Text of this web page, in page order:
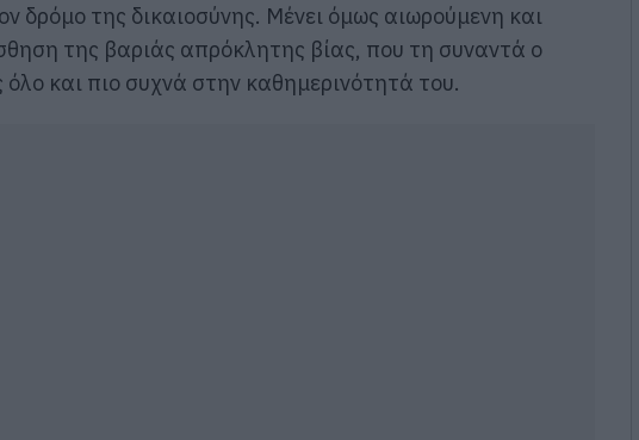
δρόμο της δικαιοσύνης. Μένει όμως αιωρούμενη και
της βαριάς απρόκλητης βίας, που τη συναντά ο
και πιο συχνά στην καθημερινότητά του.